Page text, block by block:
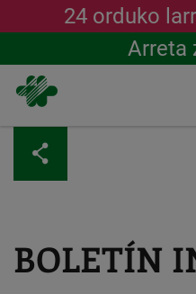
content
24 orduko
Arreta
BOLETÍN